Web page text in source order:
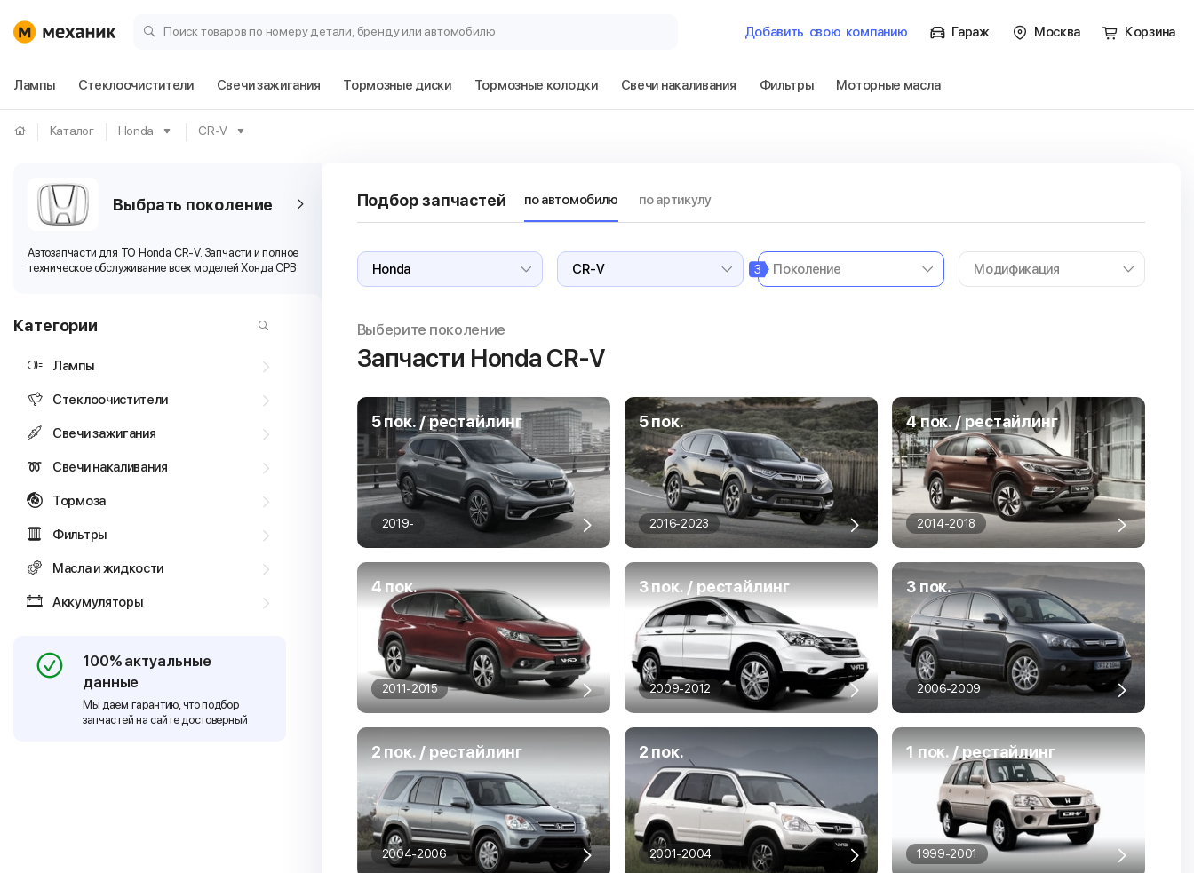
Поиск товаров по номеру детали, бренду или автомобилю Добавить свою компанию Гараж Москва Корзина
Лампы Стеклоочистители Свечи зажигания Тормозные диски Тормозные колодки Свечи накаливания Фильтры Моторные масла
Каталог Honda CR-V
Выбрать поколение
Автозапчасти для ТО Honda CR-V. Запчасти и полное
техническое обслуживание всех моделей Хонда СРВ
Категории
Лампы
Стеклоочистители
Свечи зажигания
Свечи накаливания
Тормоза
Фильтры
Масла и жидкости
Аккумуляторы
100% актуальные
данные
Мы даем гарантию, что подбор
запчастей на сайте достоверный
Подбор запчастей по автомобилю по артикулу
3
Выберите поколение
Запчасти Honda CR-V
5 пок. / рестайлинг
2019-
5 пок.
2016-2023
4 пок. / рестайлинг
2014-2018
4 пок.
2011-2015
3 пок. / рестайлинг
2009-2012
3 пок.
2006-2009
2 пок. / рестайлинг
2004-2006
2 пок.
2001-2004
1 пок. / рестайлинг
1999-2001